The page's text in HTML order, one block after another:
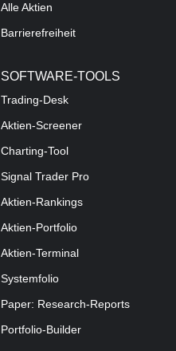
Alle Aktien
Barrierefreiheit
SOFTWARE-TOOLS
Trading-Desk
Aktien-Screener
Charting-Tool
Signal Trader Pro
Aktien-Rankings
Aktien-Portfolio
Aktien-Terminal
Systemfolio
Paper: Research-Reports
Portfolio-Builder